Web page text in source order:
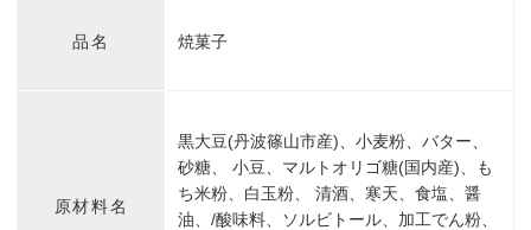
品名 焼菓子
原材料名
黒大豆(丹波篠山市産)、小麦粉、バター、
砂糖、 小豆、マルトオリゴ糖(国内産)、も
ち米粉、白玉粉、 清酒、寒天、食塩、醤
油、/酸味料、ソルビトール、加工でん粉、